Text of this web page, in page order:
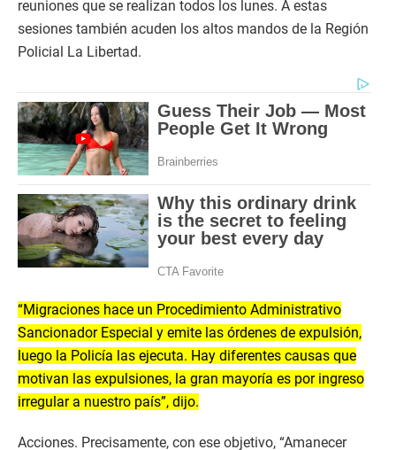
reuniones que se realizan todos los lunes. A estas
sesiones también acuden los altos mandos de la Región
Policial La Libertad.
“Migraciones hace un Procedimiento Administrativo
Sancionador Especial y emite las órdenes de expulsión,
luego la Policía las ejecuta. Hay diferentes causas que
motivan las expulsiones, la gran mayoría es por ingreso
irregular a nuestro país”, dijo.
Acciones. Precisamente, con ese objetivo, “Amanecer